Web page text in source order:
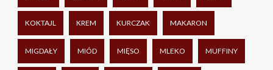
KOKTAJL KREM KURCZAK MAKARON
MIGDAŁY MIÓD MIĘSO MLEKO MUFFINY